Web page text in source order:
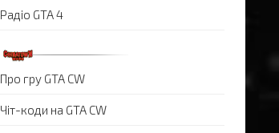
Радіо GTA 4
Про гру GTA CW
Чіт-коди на GTA CW